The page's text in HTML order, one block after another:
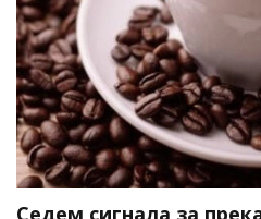
Седем сигнала за